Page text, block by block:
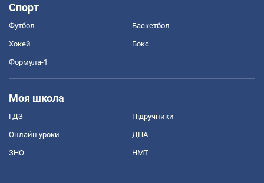
Спорт
Футбол Баскетбол
Хокей Бокс
Формула-1
Моя школа
ГДЗ Підручники
Онлайн уроки ДПА
ЗНО НМТ